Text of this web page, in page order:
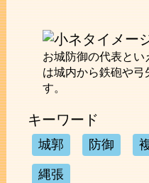
お城防御の代表とい
は城内から鉄砲や
す。
キーワード
城郭 防御
縄張